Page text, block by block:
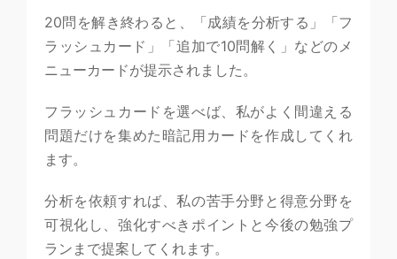
20問を解き終わると、「成績を分析する」「フ
ラッシュカード」「追加で10問解く」などのメ
ニューカードが提示されました。
フラッシュカードを選べば、私がよく間違える
問題だけを集めた暗記用カードを作成してくれ
ます。
分析を依頼すれば、私の苦手分野と得意分野を
可視化し、強化すべきポイントと今後の勉強プ
ランまで提案してくれます。